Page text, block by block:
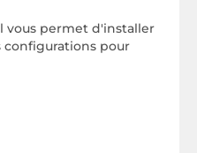
vous permet d'installer
pour